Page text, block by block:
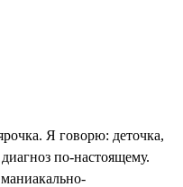
Я говорю: деточка,
по-настоящему.